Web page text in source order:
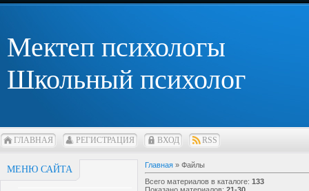
Мектеп психологы
Школьный психолог
ГЛАВНАЯ РЕГИСТРАЦИЯ ВХОД RSS
МЕНЮ САЙТА Главная » Файлы
Всего материалов в каталоге: 133